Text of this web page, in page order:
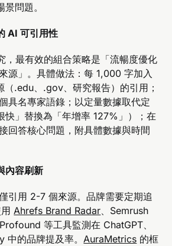
問題。
AI 可引用性
，最有效的組合策略是「流暢度優化
源」。具體做法：每 1,000 字加入
.edu、.gov、研究報告）的引用；
具名專家語錄；以定量數據取代定
快」替換為「年增率 127%」）；在
回答核心問題，附具體數據與時間
內容刷新
引用 2-7 個來源。品牌需要定期追
用Ahrefs Brand Radar、Semrush
等工具監測在 ChatGPT、
中的品牌提及率。AuraMetrics 的框